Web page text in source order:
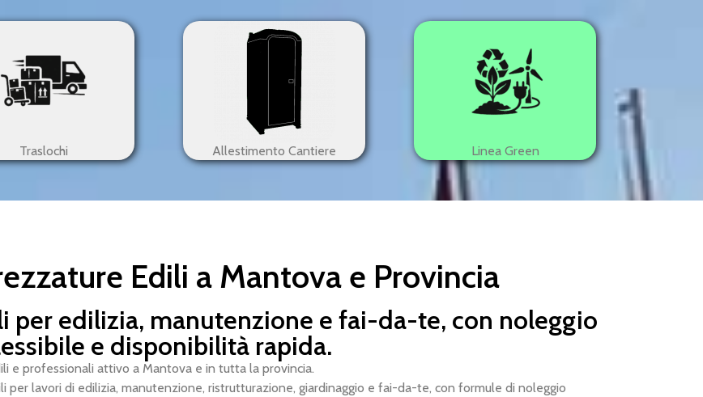
Traslochi Allestimento Cantiere Linea Green
Edili a Mantova e Provincia
per edilizia, manutenzione e fai-da-te, con noleggio
e disponibilità rapida.
e professionali attivo a Mantova e in tutta la provincia.
lavori di edilizia, manutenzione, ristrutturazione, giardinaggio e fai-da-te, con formule di noleggio